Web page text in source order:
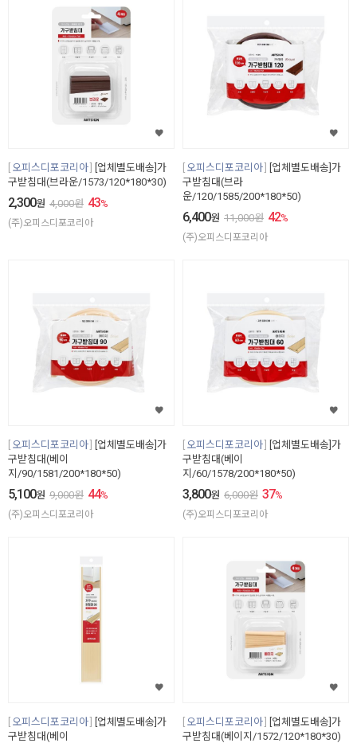
오피스디포코리아
[업체별도배송]가
구받침대(브라운/1573/120*180*30)
2,300원 4,000원 43%
(주)오피스디포코리아
오피스디포코리아
[업체별도배송]가
구받침대(브라
운/120/1585/200*180*50)
6,400원 11,000원 42%
(주)오피스디포코리아
오피스디포코리아
[업체별도배송]가
구받침대(베이
지/90/1581/200*180*50)
5,100원 9,000원 44%
(주)오피스디포코리아
오피스디포코리아
[업체별도배송]가
구받침대(베이
지/60/1578/200*180*50)
3,800원 6,000원 37%
(주)오피스디포코리아
오피스디포코리아
[업체별도배송]가
구받침대(베이
오피스디포코리아
[업체별도배송]가
구받침대(베이지/1572/120*180*30)